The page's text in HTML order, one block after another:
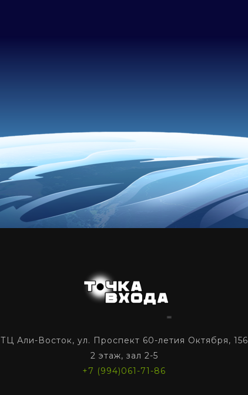
ТЦ Али-Восток, ул. Проспект 60-летия Октября, 156
2 этаж, зал 2-5
+7 (994)061-71-86